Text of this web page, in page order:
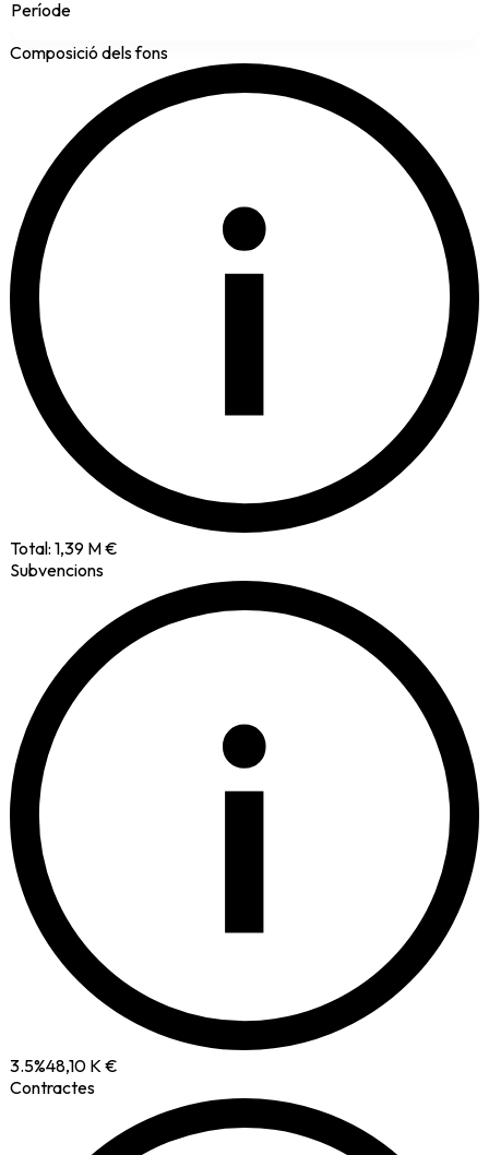
Període
Composició dels fons
i
Total: 1,39 M €
Subvencions
i
3.5%48,10 K €
Contractes